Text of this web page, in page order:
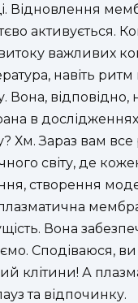
Відновлення
активується.
важливих
навіть
відповідно,
в дослідженнях
Хм. Зараз вам все
світу, де
створення
Вона
Сподіваюся, ви
клітини! А
та відпочинку.